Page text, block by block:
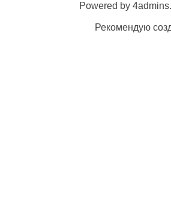
Powered by
Рекомендую